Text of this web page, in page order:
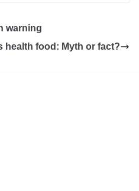
warning
health food: Myth or fact?